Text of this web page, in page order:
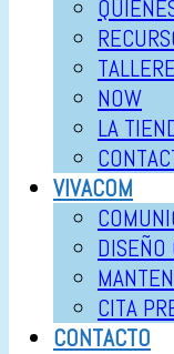
NOW
LA
VIVACOM
DISEÑO
CITA
CONTACTO